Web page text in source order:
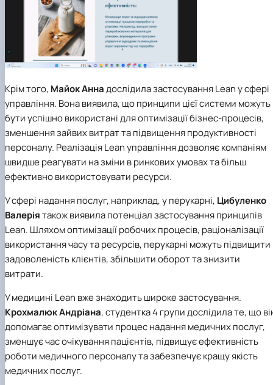
Крім того, Майок Аннадослідила застосування Lean у сфері
управління. Вона виявила, що принципи цієї системи можуть
бути успішно використані для оптимізації бізнес-процесів,
зменшення зайвих витрат та підвищення продуктивності
персоналу. Реалізація Lean управління дозволяє компаніям
швидше реагувати на зміни в ринкових умовах та більш
ефективно використовувати ресурси.
У сфері надання послуг, наприклад, у перукарні, Цибуленко
Валеріятакож виявила потенціал застосування принципів
Lean. Шляхом оптимізації робочих процесів, раціоналізації
використання часу та ресурсів, перукарні можуть підвищити
задоволеність клієнтів, збільшити оборот та знизити
витрати.
У медицині Lean вже знаходить широке застосування.
Крохмалюк Андріана, студентка 4 групи дослідила те, що
допомагає оптимізувати процес надання медичних послуг,
зменшує час очікування пацієнтів, підвищує ефективність
роботи медичного персоналу та забезпечує кращу якість
медичних послуг.